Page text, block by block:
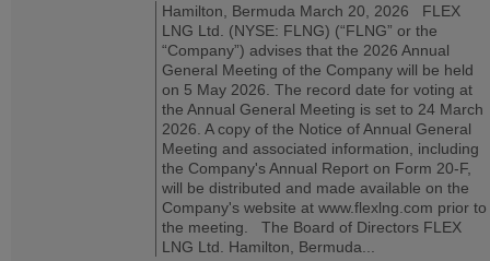
Hamilton, Bermuda March 20, 2026 FLEX
LNG Ltd. (NYSE: FLNG) (“FLNG” or the
“Company”) advises that the 2026 Annual
General Meeting of the Company will be held
on 5 May 2026. The record date for voting at
the Annual General Meeting is set to 24 March
2026. A copy of the Notice of Annual General
Meeting and associated information, including
the Company's Annual Report on Form 20-F,
will be distributed and made available on the
Company's website at www.flexlng.com prior to
the meeting. The Board of Directors FLEX
LNG Ltd. Hamilton, Bermuda...